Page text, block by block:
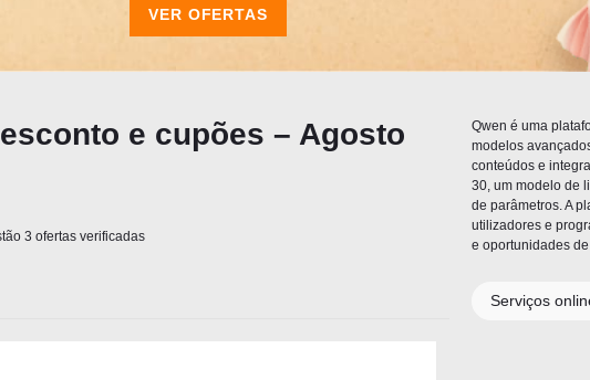
VER OFERTAS
e cupões – Agosto
3 ofertas verificadas
Qwen é uma
modelos
conteúdos e
30, um modelo de
de parâmetros. A
utilizadores e
e oportunidades
Serviços